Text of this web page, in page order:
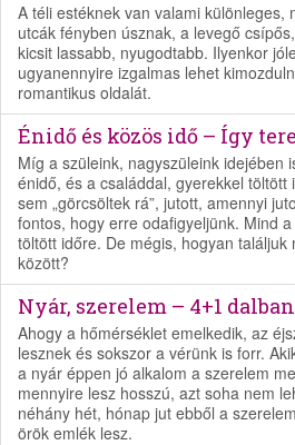
A téli estéknek van valami különleges,
utcák fényben úsznak, a levegő
kicsit lassabb, nyugodtabb. Ilyenkor
ugyanennyire izgalmas lehet
romantikus oldalát.
Énidő és közös idő – Így
Míg a szüleink, nagyszüleink idejében
énidő, és a családdal, gyerekkel
sem „görcsöltek rá”, jutott, amennyi
fontos, hogy erre odafigyeljünk. Mind
töltött időre. De mégis, hogyan találjuk
között?
Nyár, szerelem – 4+1
Ahogy a hőmérséklet emelkedik, az
lesznek és sokszor a vérünk is forr.
a nyár éppen jó alkalom a szerelem
mennyire lesz hosszú, azt soha nem
néhány hét, hónap jut ebből a
örök emlék lesz.